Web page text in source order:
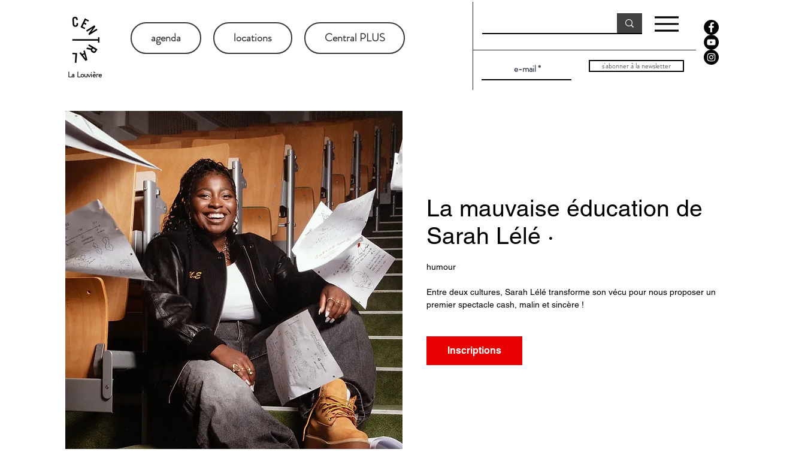
La Louvière
agenda locations Central PLUS
s'abonner à la newsletter
La mauvaise éducation de
Sarah Lélé ·
humour
Entre deux cultures, Sarah Lélé transforme son vécu pour nous proposer un
premier spectacle cash, malin et sincère !
Inscriptions